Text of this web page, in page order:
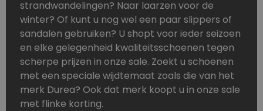
strandwandelingen? Naar laarzen voor de
winter? Of kunt u nog wel een paar slippers of
sandalen gebruiken? U shopt voor ieder seizoen
en elke gelegenheid kwaliteitsschoenen tegen
scherpe prijzen in onze sale. Zoekt u schoenen
met een speciale wijdtemaat zoals die van het
merk Durea? Ook dat merk koopt u in onze sale
met flinke korting.